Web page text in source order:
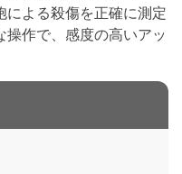
による殺傷を正確に測定
作で、感度の高いアッ